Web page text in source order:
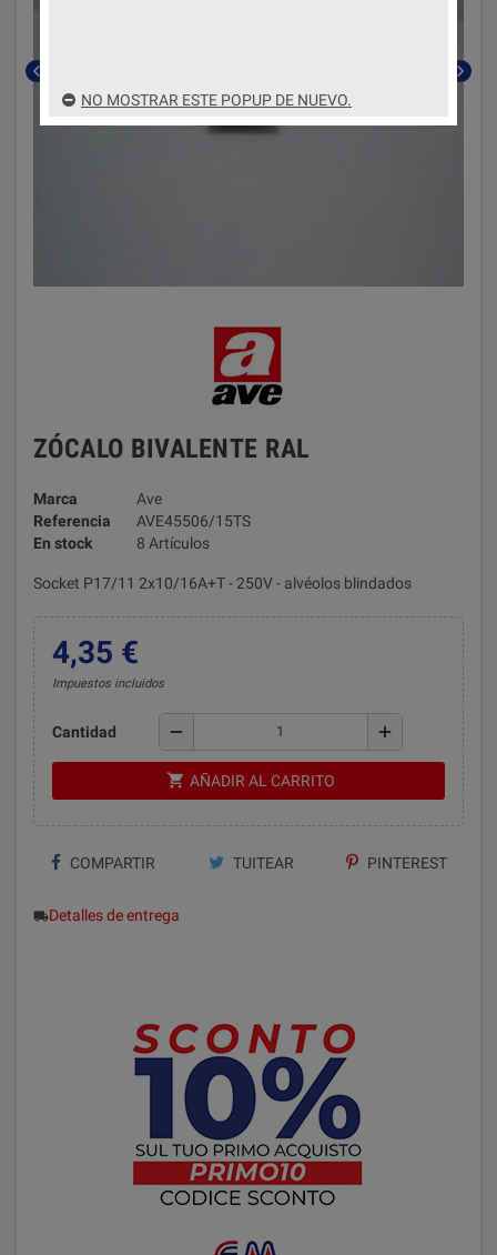
chevron_left chevron_right
ZÓCALO BIVALENTE RAL
Marca
Ave
Referencia
AVE45506/15TS
En stock
8 Artículos
Socket P17/11 2x10/16A+T - 250V - alvéolos blindados
4,35 €
Impuestos incluidos
Cantidad remove add
shopping_cart AÑADIR AL CARRITO
COMPARTIR TUITEAR PINTEREST
local_shippingDetalles de entrega
NO MOSTRAR ESTE POPUP DE NUEVO.